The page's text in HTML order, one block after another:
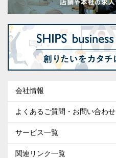
会社情報
よくあるご質問・お問い合わせ
サービス一覧
関連リンク一覧